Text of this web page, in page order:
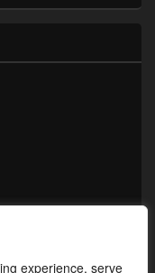
experience, serve